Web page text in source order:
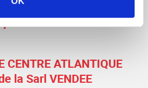
la SARL EXITIS à
HUMMEL.
CENTRE ATLANTIQUE
la Sarl VENDEE